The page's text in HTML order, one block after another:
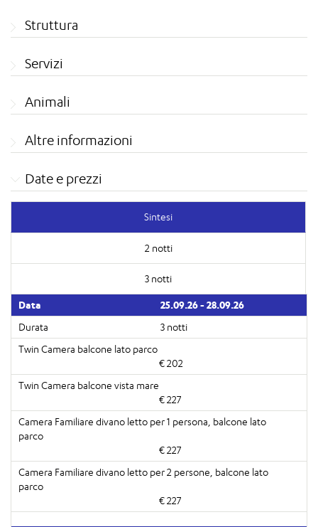
Struttura
Servizi
Animali
Altre informazioni
Date e prezzi
Sintesi
2 notti
3 notti
25.09.26 - 28.09.26
3 notti
€ 202
€ 227
€ 227
€ 227